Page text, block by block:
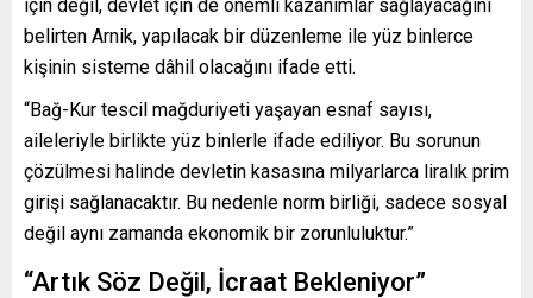
için değil, devlet için de önemli kazanımlar sağlayacağını
belirten Arnik, yapılacak bir düzenleme ile yüz binlerce
kişinin sisteme dâhil olacağını ifade etti.
“Bağ-Kur tescil mağduriyeti yaşayan esnaf sayısı,
aileleriyle birlikte yüz binlerle ifade ediliyor. Bu sorunun
çözülmesi halinde devletin kasasına milyarlarca liralık prim
girişi sağlanacaktır. Bu nedenle norm birliği, sadece sosyal
değil aynı zamanda ekonomik bir zorunluluktur.”
“Artık Söz Değil, İcraat Bekleniyor”